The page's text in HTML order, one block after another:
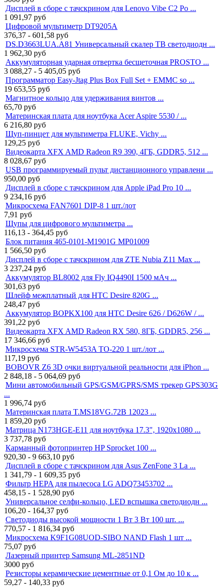
Дисплей в сборе с тачскрином для Lenovo Vibe C2 Po ...
1 091,97 руб
Цифровой мультиметр DT9205A
376,37 - 601,58 руб
DS.D3663LUA.A81 Универсальный скалер ТВ светодиодн ...
1 962,30 руб
Аккумуляторная ударная отвертка бесщеточная PROSTO ...
3 088,27 - 5 405,05 руб
Программатор Easy-Jtag Plus Box Full Set + EMMC so ...
19 653,55 руб
Магнитное кольцо для удерживания винтов ...
65,70 руб
Материнская плата для ноутбука Acer Aspire 5530 / ...
6 216,80 руб
Щуп-пинцет для мультиметра FLUKE, Vichy ...
129,25 руб
Видеокарта XFX AMD Radeon R9 390, 4ГБ, GDDR5, 512 ...
8 028,67 руб
USB программируемый пульт дистанционного управлени ...
950,00 руб
Дисплей в сборе с тачскрином для Apple iPad Pro 10 ...
9 234,16 руб
Микросхема FAN7601 DIP-8 1 шт./лот
7,91 руб
Щупы для цифрового мультиметра ...
116,13 - 364,45 руб
Блок питания 465-0101-M1901G MP01009
1 566,50 руб
Дисплей в сборе с тачскрином для ZTE Nubia Z11 Max ...
3 237,24 руб
Аккумулятор BL8002 для Fly IQ4490I 1500 мАч ...
301,63 руб
Шлейф межплатный для HTC Desire 820G ...
248,47 руб
Аккумулятор BOPKX100 для HTC Desire 626 / D626W / ...
391,22 руб
Видеокарта XFX AMD Radeon RX 580, 8ГБ, GDDR5, 256 ...
17 346,66 руб
Микросхема STR-W5453A TO-220 1 шт./лот ...
117,19 руб
BOBOVR Z6 3D очки виртуальной реальности для iPhon ...
2 848,18 - 5 064,69 руб
Мини автомобильный GPS/GSM/GPRS/SMS трекер GPS303G
...
1 996,74 руб
Материнская плата T.MS18VG.72B 12023 ...
1 859,20 руб
Матрица N173HGE-E11 для ноутбука 17.3", 1920x1080 ...
3 737,78 руб
Карманный фотопринтер HP Sprocket 100 ...
920,30 - 9 663,10 руб
Дисплей в сборе с тачскрином для Asus ZenFone 3 La ...
1 341,79 - 1 609,35 руб
Фильтр HEPA для пылесоса LG ADQ73453702 ...
458,15 - 1 528,90 руб
Универсальное селфи-кольцо, LED вспышка светодиодн ...
106,20 - 164,37 руб
Светодиоды высокой мощности 1 Вт 3 Вт 100 шт. ...
770,57 - 1 816,34 руб
Микросхема K9F1G08UOD-SIBO NAND Flash 1 шт ...
75,07 руб
Лазерный принтер Samsung ML-2851ND
3000 руб
Резисторы керамические цементные от 0,1 Ом до 10 к ...
59,27 - 140,33 руб